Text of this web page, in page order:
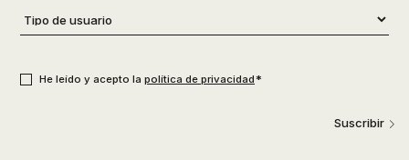
Tipo
de
He leído y acepto la política de privacidad*
Suscribir